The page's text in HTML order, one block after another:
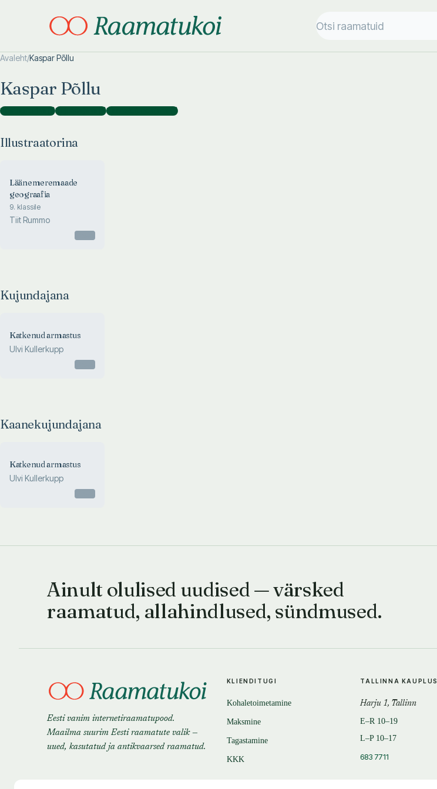
Avaleht/Kaspar Põllu
Kaspar Põllu
Illustraatorina )Kujundajana )Kaanekujundajana )
Illustraatorina
Läänemeremaade
geograafia
9. klassile
Tiit Rummo
Kujundajana
Katkenud armastus
Ulvi Kullerkupp
Kaanekujundajana
Katkenud armastus
Ulvi Kullerkupp
Ainult olulised uudised — värsked
raamatud, allahindlused, sündmused.
Eesti vanim internetiraamatupood.
Maailma suurim Eesti raamatute valik —
uued, kasutatud ja antikvaarsed raamatud.
KLIENDITUGI
Kohaletoimetamine
Maksmine
Tagastamine
KKK
TALLINNA KAUPLUS
Harju 1, Tallinn
E–R 10–19
L–P 10–17
683 7711